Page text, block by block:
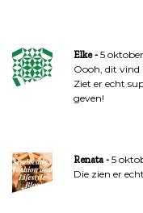
Elke
5
Oooh, dit vind
Ziet er echt
geven!
Renata
5
Die zien er